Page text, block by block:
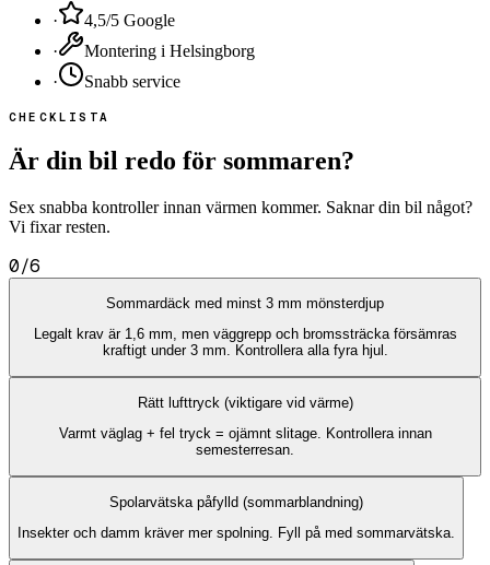
·
4,5/5 Google
·
Montering i Helsingborg
·
Snabb service
CHECKLISTA
Är din bil redo för sommaren?
Sex snabba kontroller innan värmen kommer. Saknar din bil något?
Vi fixar resten.
0/6
Sommardäck med minst 3 mm mönsterdjup
Legalt krav är 1,6 mm, men väggrepp och bromssträcka försämras
kraftigt under 3 mm. Kontrollera alla fyra hjul.
Rätt lufttryck (viktigare vid värme)
Varmt väglag + fel tryck = ojämnt slitage. Kontrollera innan
semesterresan.
Spolarvätska påfylld (sommarblandning)
Insekter och damm kräver mer spolning. Fyll på med sommarvätska.